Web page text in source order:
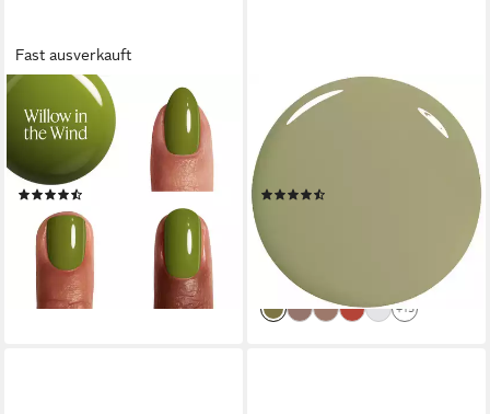
Fast ausverkauft
Nagellack, für farbintensive
und ultra-starke Nägel,
natürliche Inhaltsstoffe
9,99 €
(740,00 €/ 1 l)
lieferbar - in 2-3 Werktagen bei dir
+92
ESSIE
Nagellack EXPRESSIE,
schnelltrocknende Farbe und
-13%
lieferbar - in 5-6 Werktagen bei dir
+15